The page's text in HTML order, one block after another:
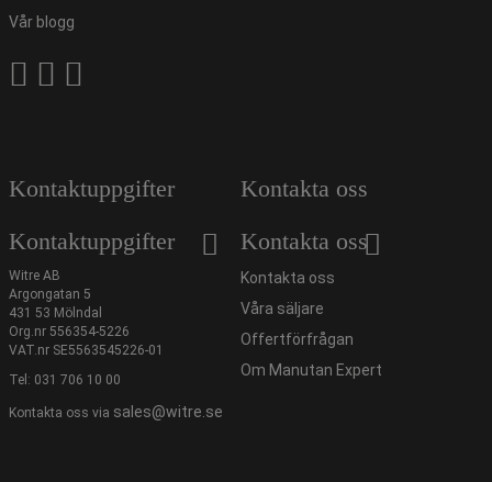
Vår blogg
Kontaktuppgifter
Kontaktuppgifter
Witre AB
Argongatan 5
431 53 Mölndal
Org.nr 556354-5226
VAT.nr SE5563545226-01
Tel: 031 706 10 00
Kontakta oss via sales@witre.se
Kontakta oss
Kontakta oss
Kontakta oss
Våra säljare
Offertförfrågan
Om Manutan Expert